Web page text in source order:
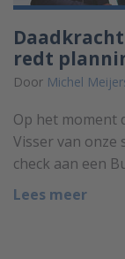
redt
Door Michel
Op het moment
Visser van onze
check aan een
Lees meer